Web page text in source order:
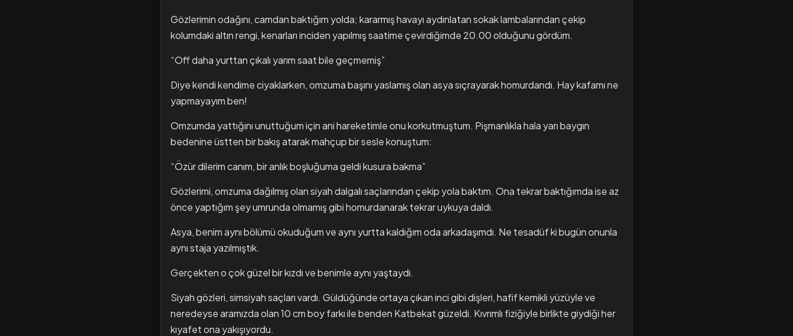
Gözlerimin odağını, camdan baktığım yolda; kararmış havayı aydınlatan sokak lambalarından çekip
kolumdaki altın rengi, kenarları inciden yapılmış saatime çevirdiğimde 20.00 olduğunu gördüm.
“Off daha yurttan çıkalı yarım saat bile geçmemiş”
Diye kendi kendime ciyaklarken, omzuma başını yaslamış olan asya sıçrayarak homurdandı. Hay kafamı ne
yapmayayım ben!
Omzumda yattığını unuttuğum için ani hareketimle onu korkutmuştum. Pişmanlıkla hala yarı baygın
bedenine üstten bir bakış atarak mahçup bir sesle konuştum:
“Özür dilerim canım, bir anlık boşluğuma geldi kusura bakma”
Gözlerimi, omzuma dağılmış olan siyah dalgalı saçlarından çekip yola baktım. Ona tekrar baktığımda ise az
önce yaptığım şey umrunda olmamış gibi homurdanarak tekrar uykuya daldı.
Asya, benim aynı bölümü okuduğum ve aynı yurtta kaldığım oda arkadaşımdı. Ne tesadüf ki bugün onunla
aynı staja yazılmıştık.
Gerçekten o çok güzel bir kızdı ve benimle aynı yaştaydı.
Siyah gözleri, simsiyah saçları vardı. Güldüğünde ortaya çıkan inci gibi dişleri, hafif kemikli yüzüyle ve
neredeyse aramızda olan 10 cm boy farkı ile benden Katbekat güzeldi. Kıvrımlı fiziğiyle birlikte giydiği her
kıyafet ona yakışıyordu.